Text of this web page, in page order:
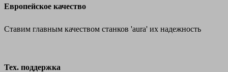
Европейское качество
Ставим главным качеством станков 'aura' их надежность
Тех. поддержка